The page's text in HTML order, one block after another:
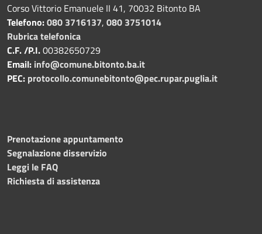
Corso Vittorio Emanuele II 41, 70032 Bitonto BA
Telefono:080 3716137, 080 3751014
Rubrica telefonica
C.F. /P.I.00382650729
Email: info@comune.bitonto.ba.it
PEC: protocollo.comunebitonto@pec.rupar.puglia.it
Prenotazione appuntamento
Segnalazione disservizio
Leggi le FAQ
Richiesta di assistenza